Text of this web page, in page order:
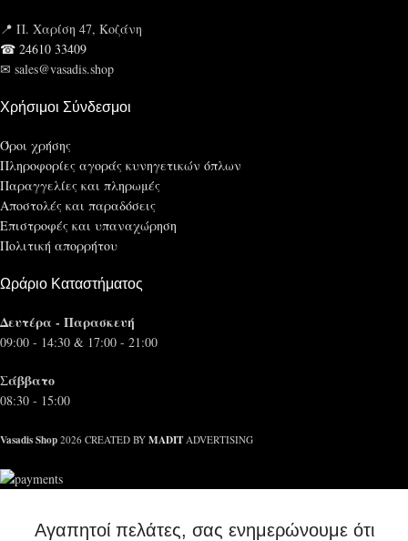
📍 Π. Χαρίση 47, Κοζάνη
☎ 24610 33409
✉ sales@vasadis.shop
Χρήσιμοι Σύνδεσμοι
Όροι χρήσης
Πληροφορίες αγοράς κυνηγετικών όπλων
Παραγγελίες και πληρωμές
Αποστολές και παραδόσεις
Επιστροφές και υπαναχώρηση
Πολιτική απορρήτου
Ωράριο Καταστήματος
Δευτέρα - Παρασκευή
09:00 - 14:30 & 17:00 - 21:00
Σάββατο
08:30 - 15:00
Vasadis Shop 2026 CREATED BY MADIT ADVERTISING
Αγαπητοί πελάτες, σας ενημερώνουμε ότι